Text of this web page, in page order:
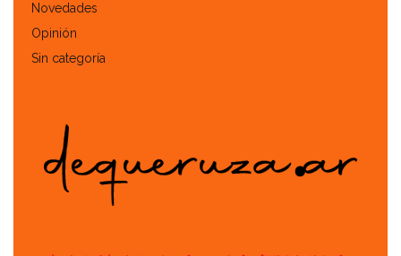
Novedades
Opinión
Sin categoría